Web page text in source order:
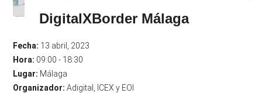
DigitalXBorder Málaga
Fecha: 13 abril, 2023
Hora: 09:00 - 18:30
Lugar: Málaga
Organizador:Adigital, ICEX y EOI